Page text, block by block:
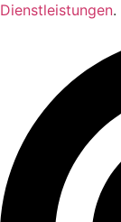
Dienstleistungen.